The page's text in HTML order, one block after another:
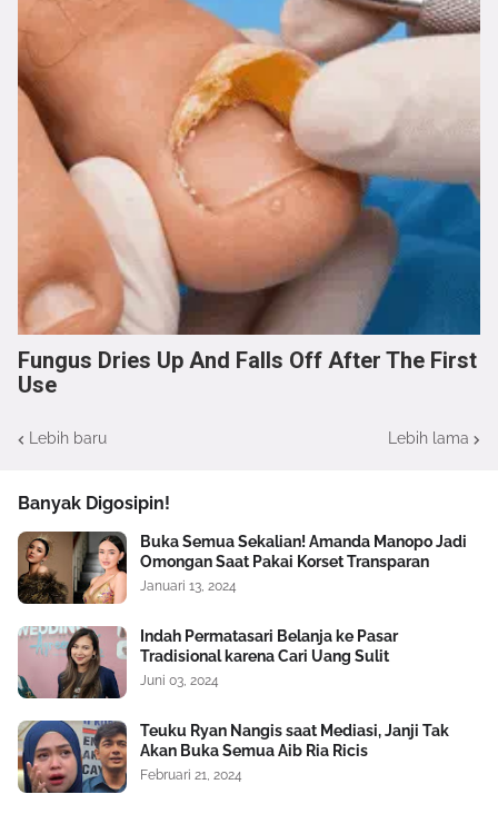
Fungus Dries Up And Falls Off After The First
Use
Lebih baru Lebih lama
Banyak Digosipin!
Buka Semua Sekalian! Amanda Manopo Jadi
Omongan Saat Pakai Korset Transparan
Januari 13, 2024
Indah Permatasari Belanja ke Pasar
Tradisional karena Cari Uang Sulit
Juni 03, 2024
Teuku Ryan Nangis saat Mediasi, Janji Tak
Akan Buka Semua Aib Ria Ricis
Februari 21, 2024